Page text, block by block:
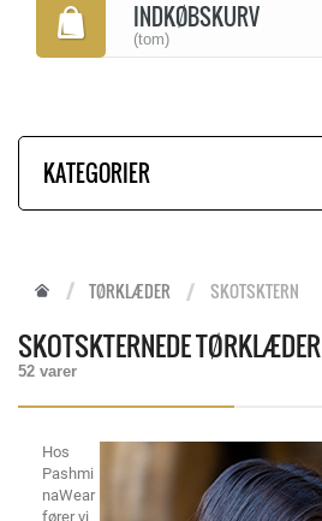
INDKØBSKURV
(tom)
KATEGORIER
TØRKLÆDER SKOTSKTERN
SKOTSKTERNEDE TØRKLÆDER
52 varer
Hos
Pashmi
naWear
fører vi